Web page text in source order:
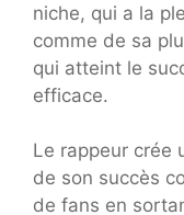
niche, qui a la
comme de sa
qui atteint le
efficace.
Le rappeur crée
de son succès
de fans en